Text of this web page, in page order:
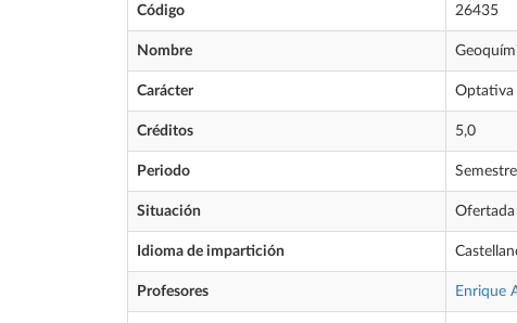
Código 26435
Nombre
Carácter Optativa
Créditos 5,0
Periodo
Situación Ofertada
Idioma de impartición
Profesores Enrique